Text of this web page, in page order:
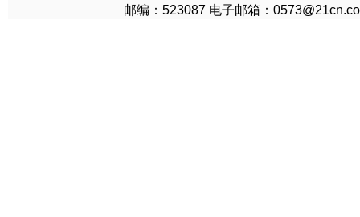
邮编：523087 电子邮箱：